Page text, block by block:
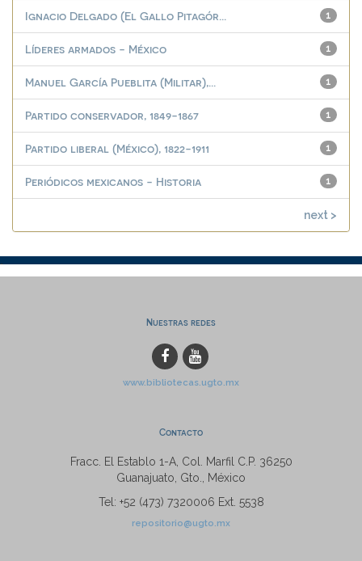
1
Ignacio Delgado (El Gallo Pitagór...
1
Líderes armados - México
1
Manuel García Pueblita (Militar),...
1
Partido conservador, 1849-1867
1
Partido liberal (México), 1822-1911
1
Periódicos mexicanos - Historia
next >
Nuestras redes
www.bibliotecas.ugto.mx
Contacto
Fracc. El Establo 1-A, Col. Marfil C.P. 36250
Guanajuato, Gto., México
Tel: +52 (473) 7320006 Ext. 5538
repositorio@ugto.mx